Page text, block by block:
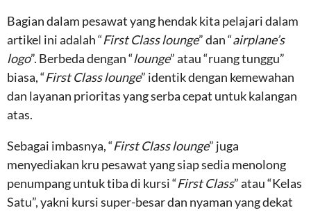
Bagian dalam pesawat yang hendak kita pelajari dalam
artikel ini adalah “First Class lounge” dan “airplane’s
logo”. Berbeda dengan “lounge” atau “ruang tunggu”
biasa, “First Class lounge” identik dengan kemewahan
dan layanan prioritas yang serba cepat untuk kalangan
atas.
Sebagai imbasnya, “First Class lounge” juga
menyediakan kru pesawat yang siap sedia menolong
penumpang untuk tiba di kursi “First Class” atau “Kelas
Satu”, yakni kursi super-besar dan nyaman yang dekat